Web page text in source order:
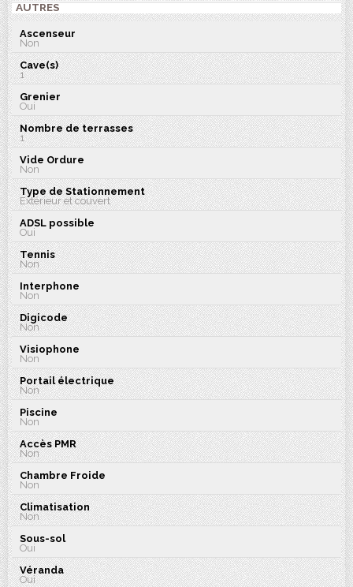
AUTRES
Ascenseur
Non
Cave(s)
1
Grenier
Oui
Nombre de terrasses
1
Vide Ordure
Non
Type de Stationnement
Extérieur et couvert
ADSL possible
Oui
Tennis
Non
Interphone
Non
Digicode
Non
Visiophone
Non
Portail électrique
Non
Piscine
Non
Accès PMR
Non
Chambre Froide
Non
Climatisation
Non
Sous-sol
Oui
Véranda
Oui